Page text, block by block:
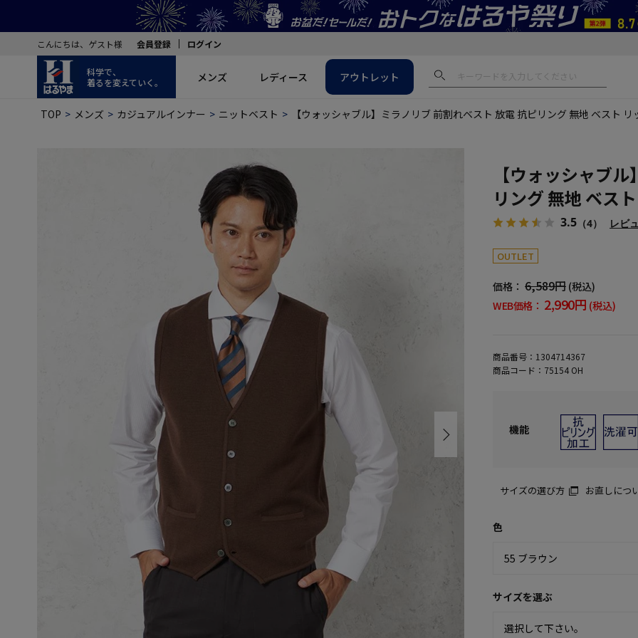
こんにちは、ゲスト様 会員登録 ログイン
科学で、
着るを変えていく。
メンズ レディース アウトレット
TOP メンズ カジュアルインナー ニットベスト 【ウォッシャブル】ミラノリブ 前割れベスト 放電 抗ピリング 無地 ベスト
【ウォッシャブ
リング 無地 ベス
3.5 （4） レビ
OUTLET
価格： 6,589円 (税込)
WEB価格： 2,990円 (税込)
商品番号： 1304714367
商品コード： 75154 OH
機能
サイズの選び方 お直しにつ
色
サイズを選ぶ